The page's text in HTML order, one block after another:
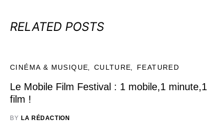
RELATED POSTS
CINÉMA & MUSIQUE CULTURE FEATURED
Le Mobile Film Festival : 1 mobile,1 minute,1
film !
BY LA RÉDACTION